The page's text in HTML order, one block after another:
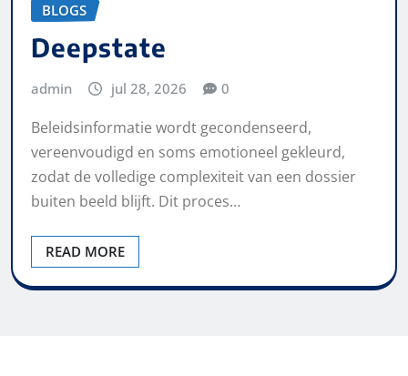
BLOGS
Deepstate
admin jul 28, 2026 0
Beleidsinformatie wordt gecondenseerd,
vereenvoudigd en soms emotioneel gekleurd,
zodat de volledige complexiteit van een dossier
buiten beeld blijft. Dit proces…
READ MORE